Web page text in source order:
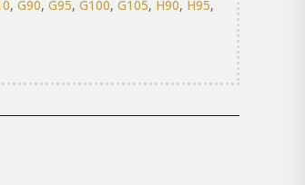
, G90, G95, G100, G105, H90, H95,